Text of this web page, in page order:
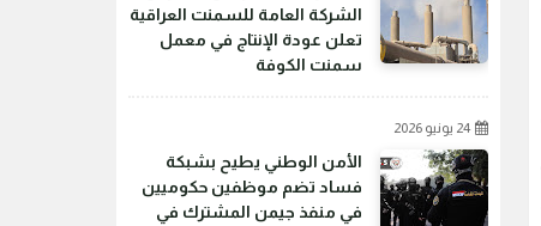
الشركة العامة للسمنت العراقية
تعلن عودة الإنتاج في معمل
سمنت الكوفة
24 يونيو 2026
الأمن الوطني يطيح بشبكة
فساد تضم موظفين حكوميين
في منفذ جيمن المشترك في